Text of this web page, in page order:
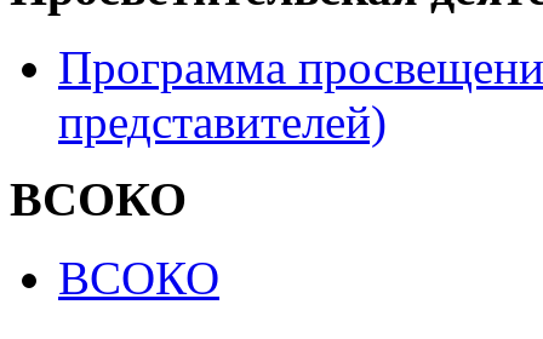
Программа
представителей)
ВСОКО
ВСОКО